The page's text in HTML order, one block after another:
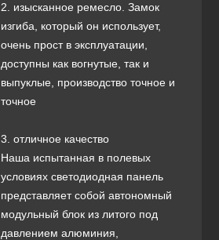
2. изысканное ремесло. Замок
изгиба, который он использует,
очень прост в эксплуатации,
доступны как вогнутые, так и
выпуклые, производство точное и
точное
3. отличное качество
Наша испытанная в полевых
условиях светодиодная панель
представляет собой автономный
модульный блок из литого под
давлением алюминия,